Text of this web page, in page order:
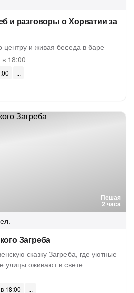
и разговоры о Хорватии за
и живая беседа в баре
в 18:00
Пешая
2 часа
Загреба
сказку Загреба, где уютные
улицы оживают в свете
18:00